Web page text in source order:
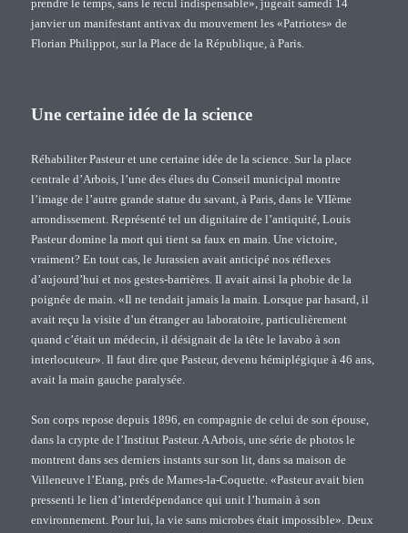
prendre le temps, sans le recul indispensable», jugeait samedi 14
janvier un manifestant antivax du mouvement les «Patriotes» de
Florian Philippot, sur la Place de la République, à Paris.
Une certaine idée de la science
Réhabiliter Pasteur et une certaine idée de la science. Sur la place
centrale d’Arbois, l’une des élues du Conseil municipal montre
l’image de l’autre grande statue du savant, à Paris, dans le VIIème
arrondissement. Représenté tel un dignitaire de l’antiquité, Louis
Pasteur domine la mort qui tient sa faux en main. Une victoire,
vraiment? En tout cas, le Jurassien avait anticipé nos réflexes
d’aujourd’hui et nos gestes-barrières. Il avait ainsi la phobie de la
poignée de main. «Il ne tendait jamais la main. Lorsque par hasard, il
avait reçu la visite d’un étranger au laboratoire, particulièrement
quand c’était un médecin, il désignait de la tête le lavabo à son
interlocuteur». Il faut dire que Pasteur, devenu hémiplégique à 46 ans,
avait la main gauche paralysée.
Son corps repose depuis 1896, en compagnie de celui de son épouse,
dans la crypte de l’Institut Pasteur. A Arbois, une série de photos le
montrent dans ses derniers instants sur son lit, dans sa maison de
Villeneuve l’Etang, prés de Marnes-la-Coquette. «Pasteur avait bien
pressenti le lien d’interdépendance qui unit l’humain à son
environnement. Pour lui, la vie sans microbes était impossible». Deux